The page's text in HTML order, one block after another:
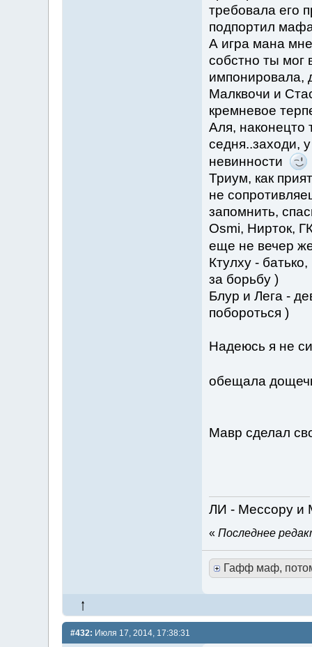
требовала его
подпортил
А игра мана
собстно ты мог
импонировала,
Малквочи и
кремневое
Аля, наконецто
седня..заходи,
невинности
Триум, как
не
запомнить,
Оsmi, Нирток,
еще не вечер
Ктулху -
за борьбу )
Блур и Лега -
побороться )
Надеюсь я не
обещала
Мавр сделал
ЛИ - Мессору и
« Последнее
Гафф маф,
#432: Июля 17, 2014, 17:38:31